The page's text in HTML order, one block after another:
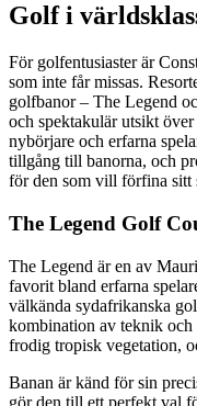
Golf i
För golfentusiaster är
som inte får missas.
golfbanor – The Legend
och spektakulär utsikt
nybörjare och erfarna
tillgång till banorna, och
för den som vill förfina sitt
The Legend Golf
The Legend är en av
favorit bland erfarna
välkända sydafrikanska
kombination av teknik
frodig tropisk vegetation,
Banan är känd för sin
gör den till ett perfekt val